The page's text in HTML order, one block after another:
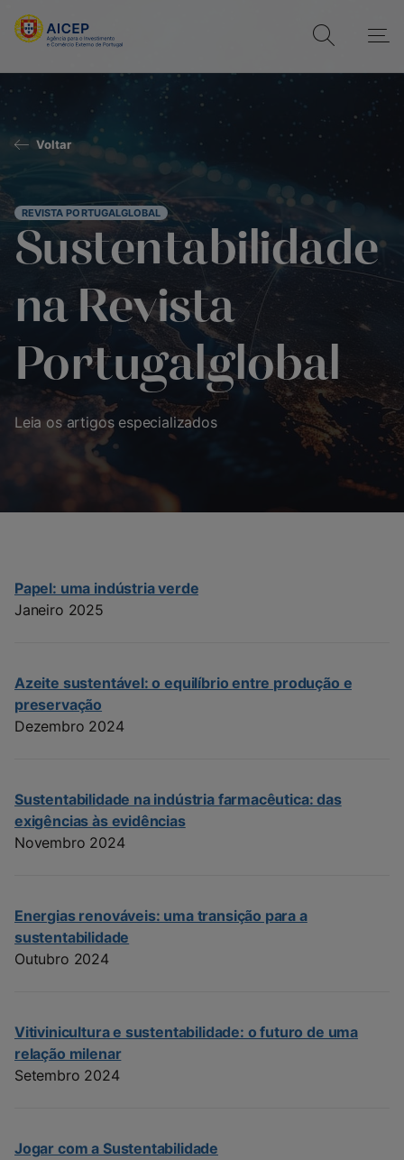
Voltar
REVISTA PORTUGALGLOBAL
Sustentabilidade
na Revista
Portugalglobal
Leia os artigos especializados
Papel: uma indústria verde
Janeiro 2025
Azeite sustentável: o equilíbrio entre produção e
preservação
Dezembro 2024
Sustentabilidade na indústria farmacêutica: das
exigências às evidências
Novembro 2024
Energias renováveis: uma transição para a
sustentabilidade
Outubro 2024
Vitivinicultura e sustentabilidade: o futuro de uma
relação milenar
Setembro 2024
Jogar com a Sustentabilidade